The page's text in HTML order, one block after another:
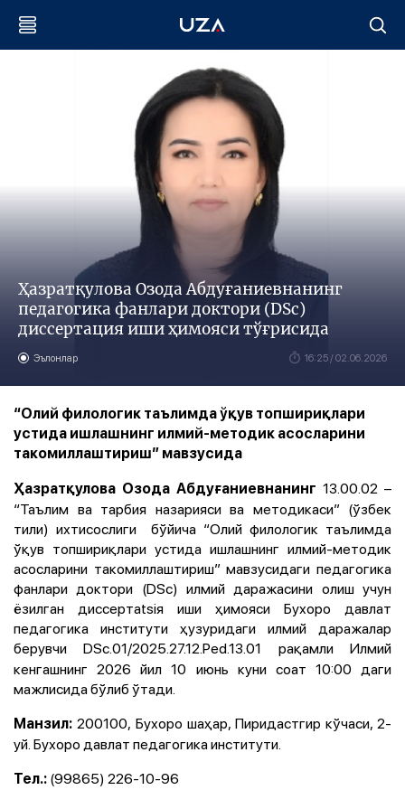
Ҳазратқулова Озода Абдуғаниевнанинг
педагогика фанлари доктори (DSc)
диссертaция иши ҳимояси тўғрисида
Эълонлар 16:25 / 02.06.2026
“Олий филологик таълимда ўқув топшириқлари
устида ишлашнинг илмий-методик асосларини
такомиллаштириш” мавзусида
Ҳазратқулова Озода Абдуғаниевнанинг 13.00.02 –
“Таълим ва тарбия назарияси ва методикаси” (ўзбек
тили) ихтисослиги бўйича “Олий филологик таълимда
ўқув топшириқлари устида ишлашнинг илмий-методик
асосларини такомиллаштириш” мавзусидаги педагогика
фанлари доктори (DSc) илмий даражасини олиш учун
ёзилган диссертatsiя иши ҳимояси Бухоро давлат
педагогика институти ҳузуридаги илмий даражалар
берувчи DSc.01/2025.27.12.Ped.13.01
рақамли Илмий
кенгашнинг 2026 йил 10 июнь куни соат 10:00 даги
мажлисида бўлиб ўтади.
Манзил: 200100, Бухоро шаҳар, Пиридастгир кўчаси, 2-
уй. Бухоро давлат педагогика институти.
Тел.: (99865) 226-10-96